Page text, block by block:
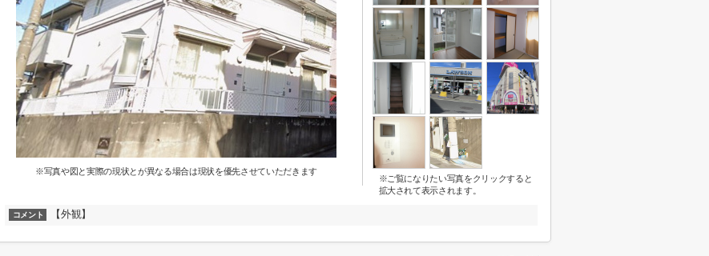
※写真や図と実際の現状とが異なる場合は現状を優先させていただきます
※ご覧になりたい写真をクリックすると
拡大されて表示されます。
コメント 【外観】